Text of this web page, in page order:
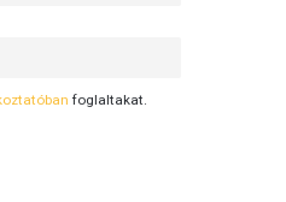
foglaltakat.